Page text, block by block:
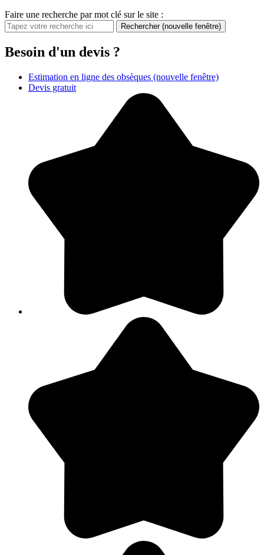
Faire une recherche par mot clé sur le site :
Rechercher (nouvelle fenêtre)
Besoin d'un devis ?
Estimation en ligne des obsèques (nouvelle fenêtre)
Devis gratuit